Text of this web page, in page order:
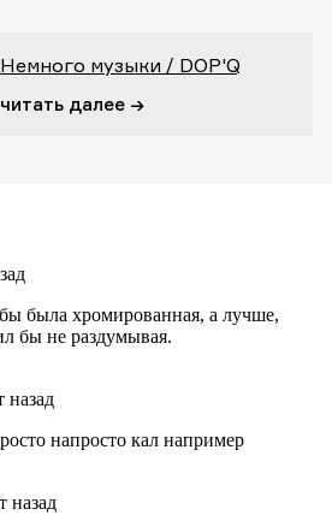
Немного музыки / DOP'Q
читать далее →